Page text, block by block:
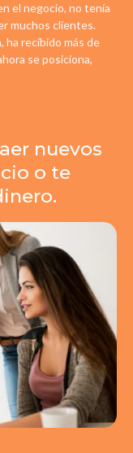
el negocio, no tenía
muchos clientes.
ha recibido más de
se posiciona,
nuevos
o te